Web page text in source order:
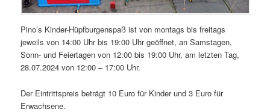
Pino’s Kinder-Hüpfburgenspaß ist von montags bis freitags
jeweils von 14:00 Uhr bis 19:00 Uhr geöffnet, an Samstagen,
Sonn- und Feiertagen von 12:00 bis 19:00 Uhr, am letzten Tag,
28.07.2024 von 12:00 – 17:00 Uhr.
Der Eintrittspreis beträgt 10 Euro für Kinder und 3 Euro für
Erwachsene.